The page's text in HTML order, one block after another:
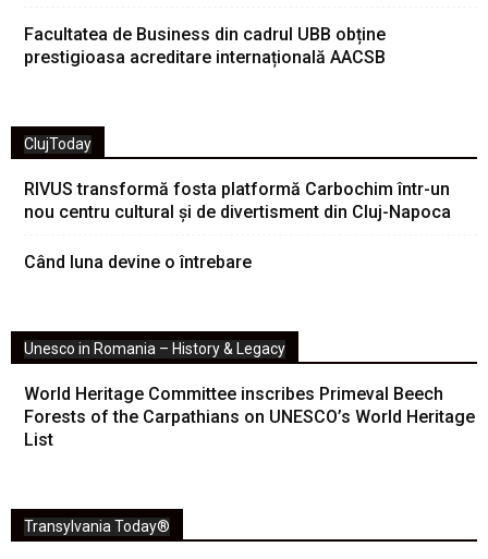
Facultatea de Business din cadrul UBB obține
prestigioasa acreditare internațională AACSB
ClujToday
RIVUS transformă fosta platformă Carbochim într-un
nou centru cultural și de divertisment din Cluj-Napoca
Când luna devine o întrebare
Unesco in Romania – History & Legacy
World Heritage Committee inscribes Primeval Beech
Forests of the Carpathians on UNESCO’s World Heritage
List
Transylvania Today®